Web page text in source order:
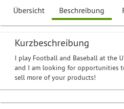
Übersicht Beschreibung
Kurzbeschreibung
I play Football and Baseball at the
and I am looking for opportunities
sell more of your products!